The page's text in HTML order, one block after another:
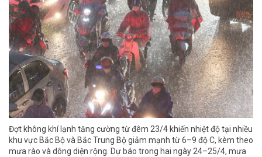
Đợt không khí lạnh tăng cường từ đêm 23/4 khiến nhiệt độ tại nhiều
khu vực Bắc Bộ và Bắc Trung Bộ giảm mạnh từ 6–9 độ C, kèm theo
mưa rào và dông diện rộng. Dự báo trong hai ngày 24–25/4, mưa